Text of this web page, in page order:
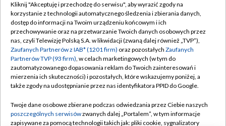
TVP
Abonament TVP
Emisja w TVP
Centrum informacji TVP
Naziemna Telewizja Cyfrowa
Rada Programowa
Regulamin TVP
Polityka prywatności
Moje zgody
Pomoc
Kontakt
Kliknij "Akceptuję i przechodzę do serwisu", aby wyrazić zgody na
korzystanie z technologii automatycznego śledzenia i zbierania danych,
dostęp do informacji na Twoim urządzeniu końcowym i ich
przechowywanie oraz na przetwarzanie Twoich danych osobowych przez
nas, czyli Telewizję Polską S.A. w likwidacji (zwaną dalej również „TVP”),
Zaufanych Partnerów z IAB* (1201 firm) oraz pozostałych Zaufanych
Partnerów TVP (93 firm), w celach marketingowych (w tym do
zautomatyzowanego dopasowania reklam do Twoich zainteresowań i
mierzenia ich skuteczności) i pozostałych, które wskazujemy poniżej, a
także zgody na udostępnianie przez nas identyfikatora PPID do Google.
Twoje dane osobowe zbierane podczas odwiedzania przez Ciebie naszych
poszczególnych serwisówzwanych dalej „Portalem”, w tym informacje
zapisywane za pomocą technologii takich jak: pliki cookie, sygnalizatory